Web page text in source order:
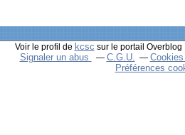
Voir le profil de kcsc sur le portail Overblog
Signaler un abus
C.G.U.
Préférences